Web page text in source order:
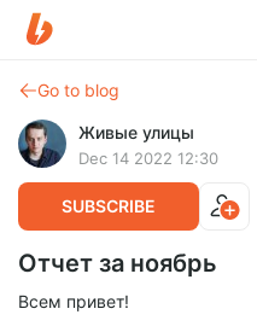
Go to blog
Живые улицы
Dec 14 2022 12:30
SUBSCRIBE
Отчет за ноябрь
Всем привет!